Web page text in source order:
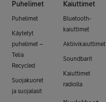
Puhelimet
Puhelimet
Käytetyt
puhelimet –
Telia
Recycled
Suojakuoret
ja suojalasit
Kaiuttimet
Bluetooth-
kaiuttimet
Aktiivikaiuttimet
Soundbarit
Kaiuttimet
radiolla